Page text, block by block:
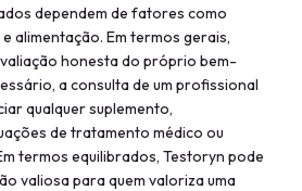
dependem de fatores como
alimentação. Em termos gerais,
honesta do próprio bem-
a consulta de um profissional
qualquer suplemento,
de tratamento médico ou
termos equilibrados, Testoryn pode
valiosa para quem valoriza uma